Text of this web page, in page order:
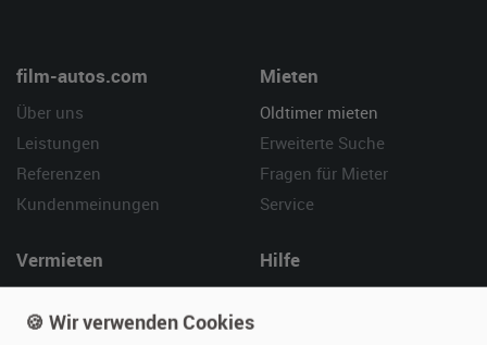
film-autos.com
Über uns
Leistungen
Referenzen
Kundenmeinungen
Mieten
Oldtimer mieten
Erweiterte Suche
Fragen für Mieter
Service
Vermieten
Fotos senden
Hilfe
🍪 Wir verwenden Cookies